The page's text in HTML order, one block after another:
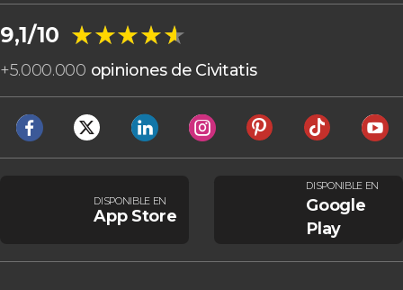
9,1/10 ★★★★★
★★★★★
+5.000.000 opiniones de Civitatis
DISPONIBLE EN
App Store
DISPONIBLE EN
Google
Play